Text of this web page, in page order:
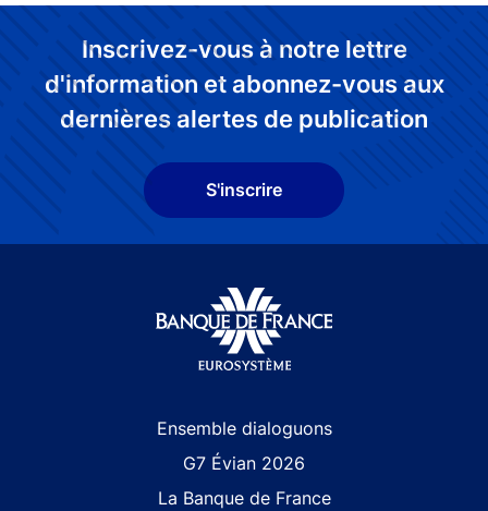
Inscrivez-vous à notre lettre
d'information et abonnez-vous aux
dernières alertes de publication
S'inscrire
Ensemble dialoguons
G7 Évian 2026
La Banque de France